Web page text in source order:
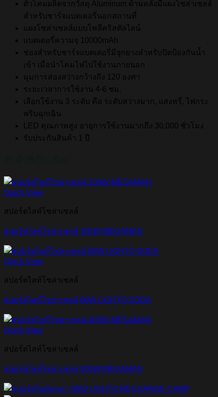
ตัวโคมผลิตจากวัสดุ Aluminum ด้านหลังมีแผงโซล่าเซลล์
สำหรับชาร์จแบตเตอรี่นอกสถานที่
แผงโซล่าเซลล์แบบโพลีคริสตัลไลน์
แบตเตอรี่ความจุ 10000mAh
ช่องสำหรับชาร์จแบตเตอรี่มีจุกยางสำหรับปิดป้องกันน้ำ
เข้า เมื่อนำโคมไฟไปใช้งานภายนอก
มุมการส่องสว่างกว้างถึง 120 องศา
ระยะเวลาการใช้งาน 4-6 ชม.
เลือกใช้งาน 3 ระดับ คือ ระดับสว่างมาก, แสงหรี่, ไฟกระ
พริบฉุกเฉิน
LED คุณภาพสูง อายุการใช้งานมากถึง 30,000 ชั่วโมง
รับประกันสินค้า 1 ปี
Quick View
สปอร์ตไลท์โซล่าเซลล์
สปอร์ตไลท์โซล่าเซลล์ 100W MEGAMAN
Quick View
สปอร์ตไลท์โซล่าเซลล์
สปอร์ตไลท์โซล่าเซลล์ 60W LIGHTO SODA
Quick View
สปอร์ตไลท์โซล่าเซลล์
สปอร์ตไลท์โซล่าเซลล์ 400W MEGAMAN